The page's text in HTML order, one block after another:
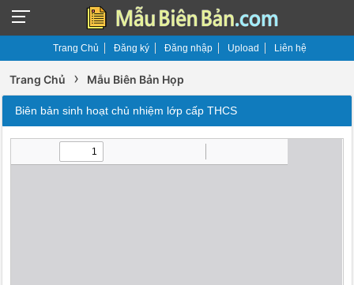
Trang Chủ Đăng ký Đăng nhập Upload Liên hệ
Trang Chủ › Mẫu Biên Bản Họp
Biên bản sinh hoạt chủ nhiệm lớp cấp THCS